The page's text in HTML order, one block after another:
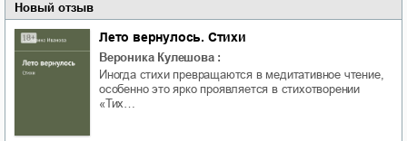
Новый отзыв
Лето вернулось. Стихи
Вероника Кулешова :
Иногда стихи превращаются в медитативное чтение,
особенно это ярко проявляется в стихотворении
«Тих…